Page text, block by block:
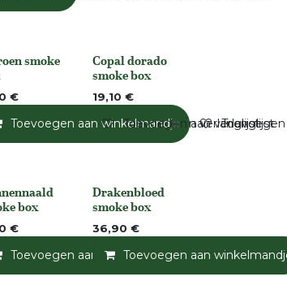
aan verlanglijstToevoegen aan verlanglijst
smoke
€
Toevoegen aan winkelmandje
Niet op voorraad
Copal dorado
smoke box
19,10 €
Toevoegen aan verlanglijst
Toevoegen aan verlanglijst
box
€
Toevoegen aan winkelmandje
None
Drakenbloed
smoke box
36,90 €
Toevoegen aan